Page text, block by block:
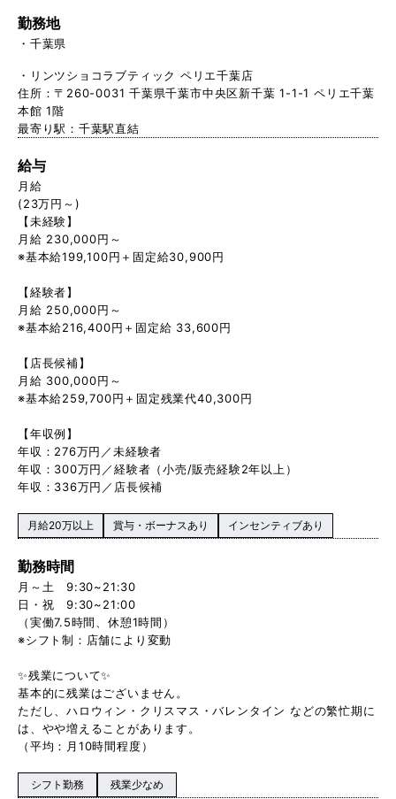
勤務地
千葉県
・リンツショコラブティック ペリエ千葉店
住所：〒260-0031 千葉県千葉市中央区新千葉 1-1-1 ペリエ千葉
本館 1階
最寄り駅：千葉駅直結
給与
月給
(23万円～)
【未経験】
月給 230,000円～
※基本給199,100円＋固定給30,900円
【経験者】
月給 250,000円～
※基本給216,400円＋固定給 33,600円
【店長候補】
月給 300,000円～
※基本給259,700円＋固定残業代40,300円
【年収例】
年収：276万円／未経験者
年収：300万円／経験者（小売/販売経験2年以上）
年収：336万円／店長候補
月給20万以上 賞与・ボーナスあり インセンティブあり
勤務時間
月～土 9:30~21:30
日・祝 9:30~21:00
（実働7.5時間、休憩1時間）
※シフト制：店舗により変動
✨残業について✨
基本的に残業はございません。
ただし、ハロウィン・クリスマス・バレンタイン などの繁忙期に
は、やや増えることがあります。
（平均：月10時間程度）
シフト勤務 残業少なめ